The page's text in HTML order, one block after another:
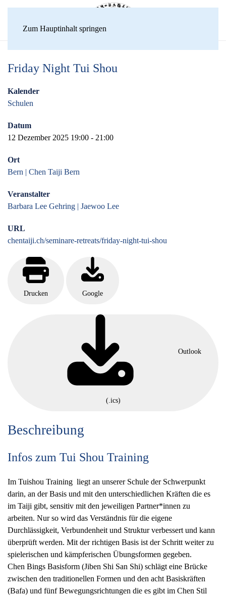
Zum Hauptinhalt springen
Friday Night Tui Shou
Kalender
Schulen
Datum
12 Dezember 2025 19:00 - 21:00
Ort
Bern | Chen Taiji Bern
Veranstalter
Barbara Lee Gehring | Jaewoo Lee
URL
chentaiji.ch/seminare-retreats/friday-night-tui-shou
Drucken Google
(.ics)
Beschreibung
Infos zum Tui Shou Training
Im Tuishou Training liegt an unserer Schule der Schwerpunkt
darin, an der Basis und mit den unterschiedlichen Kräften die es
im Taiji gibt, sensitiv mit den jeweiligen Partner*innen zu
arbeiten. Nur so wird das Verständnis für die eigene
Durchlässigkeit, Verbundenheit und Struktur verbessert und kann
überprüft werden. Mit der richtigen Basis ist der Schritt weiter zu
spielerischen und kämpferischen Übungsformen gegeben.​
Chen Bings Basisform (Jiben Shi San Shi) schlägt eine Brücke
zwischen den traditionellen Formen und den acht Basiskräften
(Bafa) und fünf Bewegungsrichtungen die es gibt im Chen Stil